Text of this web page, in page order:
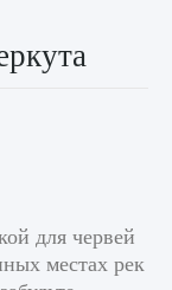
для червей
местах рек